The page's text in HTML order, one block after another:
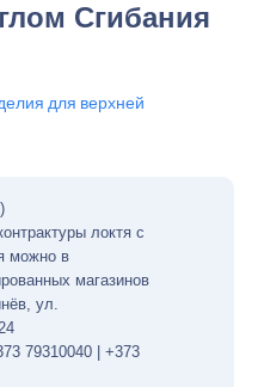
Сгибания
для верхней
локтя с
можно в
магазинов
ул.
79310040 | +373